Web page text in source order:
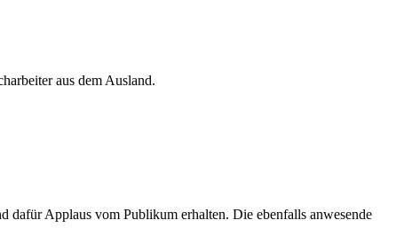
aus dem Ausland.
dafür Applaus vom Publikum erhalten. Die ebenfalls anwesende